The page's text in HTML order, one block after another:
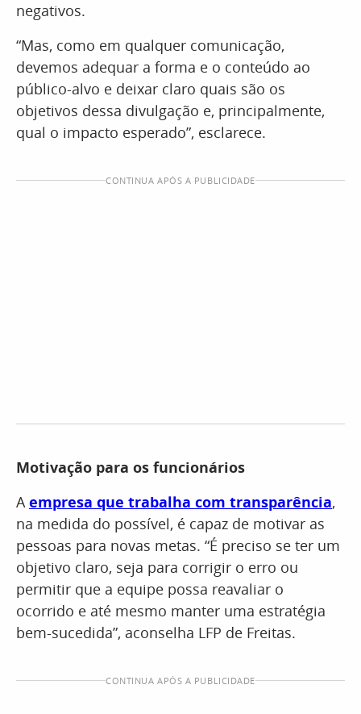
negativos.
“Mas, como em qualquer comunicação,
devemos adequar a forma e o conteúdo ao
público-alvo e deixar claro quais são os
objetivos dessa divulgação e, principalmente,
qual o impacto esperado”, esclarece.
CONTINUA APÓS A PUBLICIDADE
Motivação para os funcionários
Aempresa que trabalha com transparência,
na medida do possível, é capaz de motivar as
pessoas para novas metas. “É preciso se ter um
objetivo claro, seja para corrigir o erro ou
permitir que a equipe possa reavaliar o
ocorrido e até mesmo manter uma estratégia
bem-sucedida”, aconselha LFP de Freitas.
CONTINUA APÓS A PUBLICIDADE